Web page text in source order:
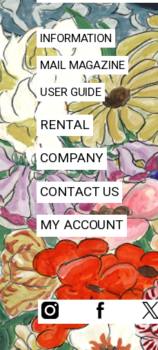
INFORMATION
MAIL MAGAZINE
USER GUIDE
RENTAL
COMPANY
CONTACT US
MY ACCOUNT